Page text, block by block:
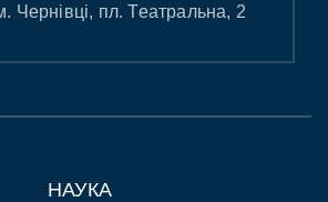
Чернівці, пл. Театральна, 2
НАУКА